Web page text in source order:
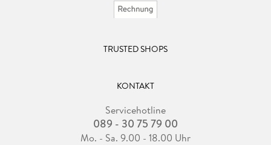
TRUSTED SHOPS
KONTAKT
Servicehotline
089 - 30 75 79 00
Mo. - Sa. 9.00 - 18.00 Uhr